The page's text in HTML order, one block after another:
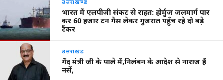
उत्तराखण्ड
भारत में एलपीजी संकट से राहत: होर्मुज जलमार्ग पार
कर 60 हजार टन गैस लेकर गुजरात पहुँच रहे दो बड़े
टैंकर
उत्तराखंड
गेंद मंत्री जी के पाले में,निलंबन के आदेश से नाराज हैं
नर्से,